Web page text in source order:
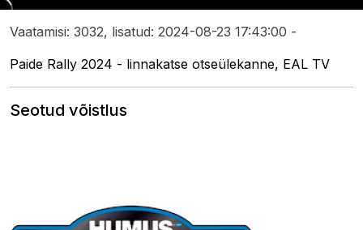
Vaatamisi: 3032, lisatud: 2024-08-23 17:43:00 -
Paide Rally 2024 - linnakatse otseülekanne, EAL TV
Seotud võistlus